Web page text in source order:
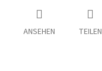
ANSEHEN TEILEN